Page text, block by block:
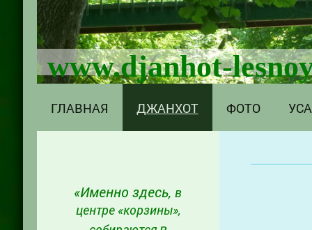
www.djanhot-
ГЛАВНАЯ ДЖАНХОТ ФОТО
«Именно здесь,в
центре «корзины»,